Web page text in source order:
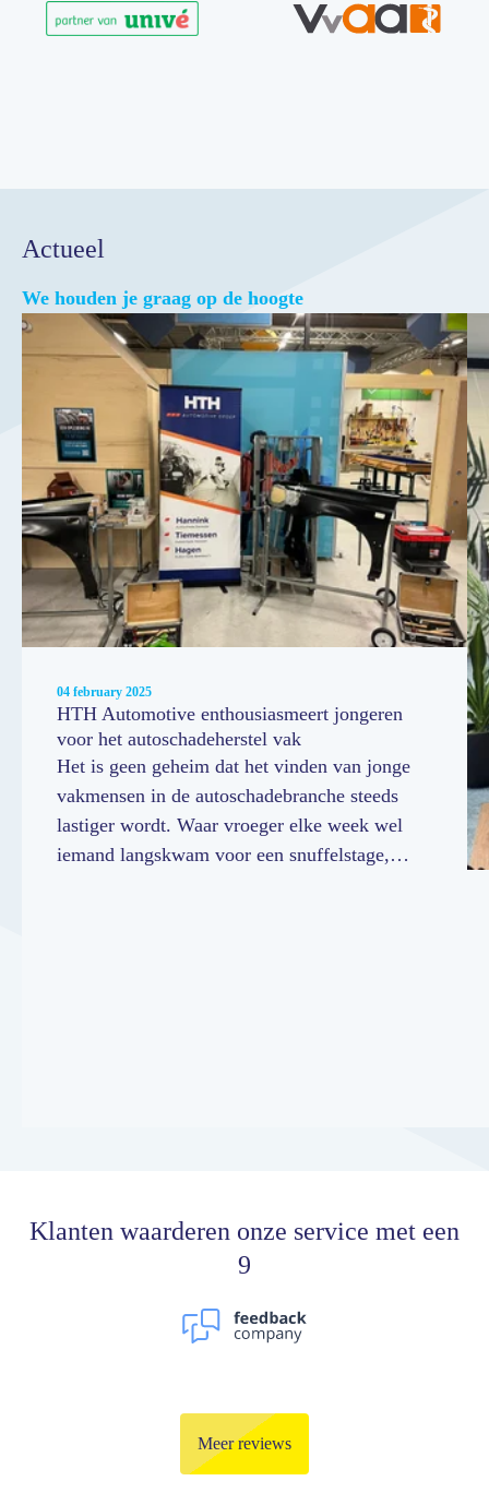
Actueel
We houden je graag op de hoogte
04 february 2025
HTH Automotive enthousiasmeert jongeren
voor het autoschadeherstel vak
Het is geen geheim dat het vinden van jonge
vakmensen in de autoschadebranche steeds
lastiger wordt. Waar vroeger elke week wel
iemand langskwam voor een snuffelstage,
Klanten waarderen onze service met een
9
Meer reviews